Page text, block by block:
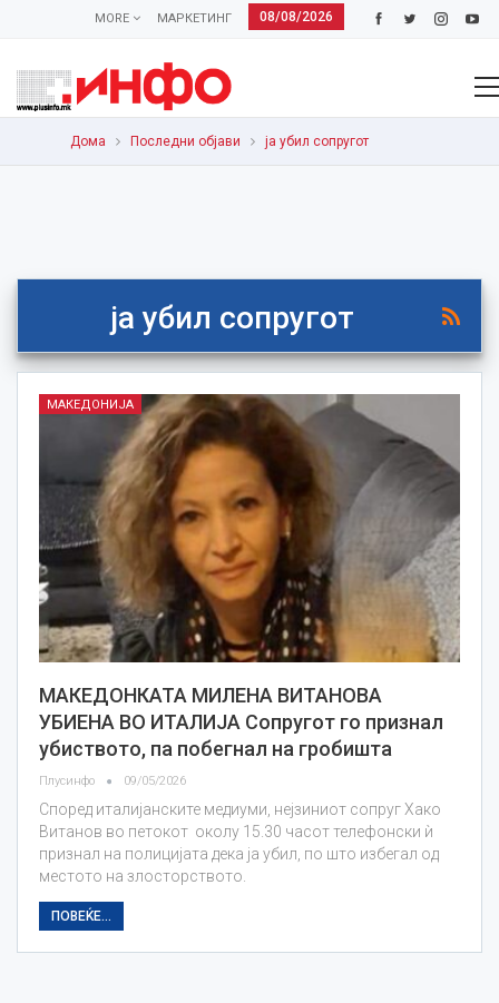
08/08/2026
МАРКЕТИНГ
MORE
Дома Последни објави ја убил сопругот
ја убил сопругот
МАКЕДОНИЈА
МАКЕДОНКАТА МИЛЕНА ВИТАНОВА
УБИЕНА ВО ИТАЛИЈА Сопругот го признал
убиството, па побегнал на гробишта
Плусинфо 09/05/2026
Според италијанските медиуми, нејзиниот сопруг Хако
Витанов во петокот околу 15.30 часот телефонски ѝ
признал на полицијата дека ја убил, по што избегал од
местото на злосторството.
ПОВЕЌЕ...